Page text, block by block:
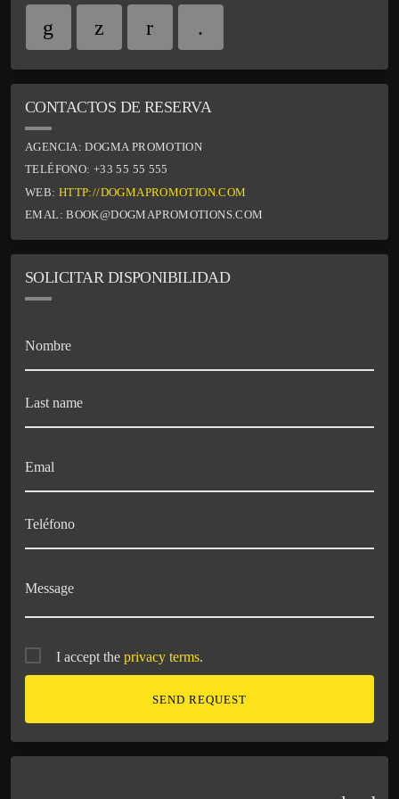
pharetra in sit amet velit.
CONTACTOS DE RESERVA
AGENCIA:DOGMA PROMOTION
TELÉFONO: +33 55 55 555
WEB: HTTP://DOGMAPROMOTION.COM
EMAL:BOOK@DOGMAPROMOTIONS.COM
SOLICITAR DISPONIBILIDAD
Nombre
Last name
Emal
Teléfono
Message
I accept the privacy terms.